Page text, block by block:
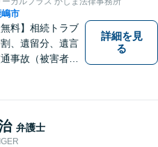
嶋市
無料】相続トラブ
、遺留分、遺言
事故（被害者
詳細を見
る
弁護士